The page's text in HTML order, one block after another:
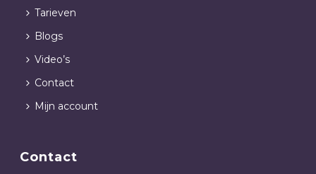
Tarieven
Blogs
Video’s
Contact
Mijn account
Contact